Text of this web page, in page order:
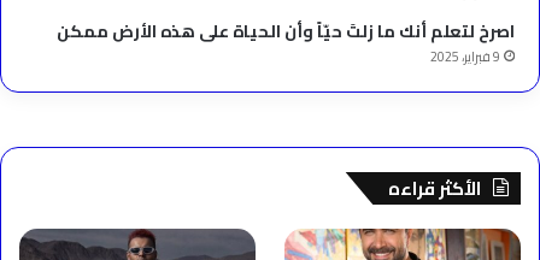
‫اصرخ لتعلم أنك ما زلتَ حيّاً وأن الحياة على هذه الأرض ممكن
9 فبراير، 2025
الأكثر قراءه